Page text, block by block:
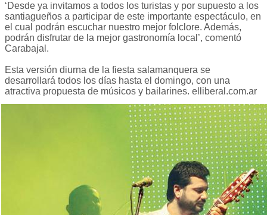
‘Desde ya invitamos a todos los turistas y por supuesto a los
santiagueños a participar de este importante espectáculo, en
el cual podrán escuchar nuestro mejor folclore. Además,
podrán disfrutar de la mejor gastronomía local’, comentó
Carabajal.
Esta versión diurna de la fiesta salamanquera se
desarrollará todos los días hasta el domingo, con una
atractiva propuesta de músicos y bailarines. elliberal.com.ar